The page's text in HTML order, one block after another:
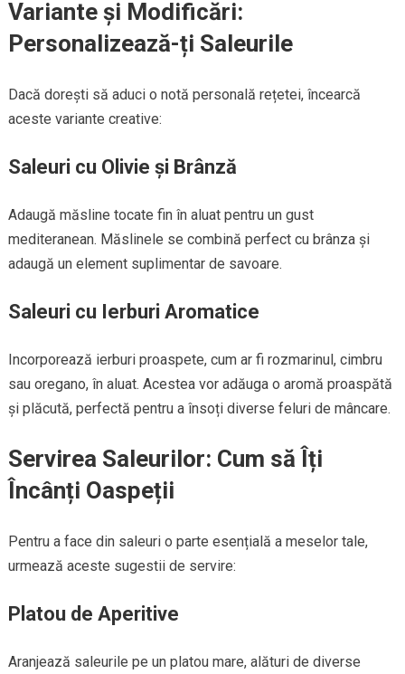
Variante și Modificări:
Personalizează-ți Saleurile
Dacă dorești să aduci o notă personală rețetei, încearcă
aceste variante creative:
Saleuri cu Olivie și Brânză
Adaugă măsline tocate fin în aluat pentru un gust
mediteranean. Măslinele se combină perfect cu brânza și
adaugă un element suplimentar de savoare.
Saleuri cu Ierburi Aromatice
Incorporează ierburi proaspete, cum ar fi rozmarinul, cimbru
sau oregano, în aluat. Acestea vor adăuga o aromă proaspătă
și plăcută, perfectă pentru a însoți diverse feluri de mâncare.
Servirea Saleurilor: Cum să Îți
Încânți Oaspeții
Pentru a face din saleuri o parte esențială a meselor tale,
urmează aceste sugestii de servire:
Platou de Aperitive
Aranjează saleurile pe un platou mare, alături de diverse